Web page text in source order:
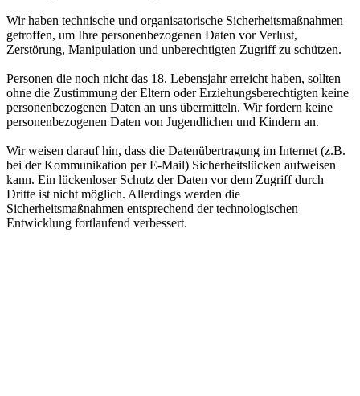
Wir haben technische und organisatorische Sicherheitsmaßnahmen
getroffen, um Ihre personenbezogenen Daten vor Verlust,
Zerstörung, Manipulation und unberechtigten Zugriff zu schützen.
Personen die noch nicht das 18. Lebensjahr erreicht haben, sollten
ohne die Zustimmung der Eltern oder Erziehungsberechtigten keine
personenbezogenen Daten an uns übermitteln. Wir fordern keine
personenbezogenen Daten von Jugendlichen und Kindern an.
Wir weisen darauf hin, dass die Datenübertragung im Internet (z.B.
bei der Kommunikation per E-Mail) Sicherheitslücken aufweisen
kann. Ein lückenloser Schutz der Daten vor dem Zugriff durch
Dritte ist nicht möglich. Allerdings werden die
Sicherheitsmaßnahmen entsprechend der technologischen
Entwicklung fortlaufend verbessert.